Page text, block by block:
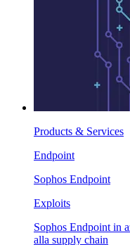
Products & Services
Endpoint
Sophos Endpoint
Exploits
Sophos Endpoint in
alla supply chain